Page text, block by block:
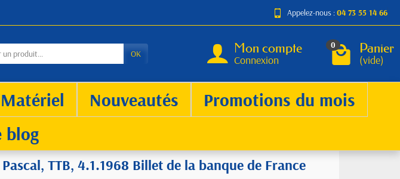
Appelez-nous :04 73 55 14 66
OK Mon compte
Connexion
0 Panier
(vide)
Matériel Nouveautés
Promotions du mois
blog
TTB, 4.1.1968 Billet de la banque de France